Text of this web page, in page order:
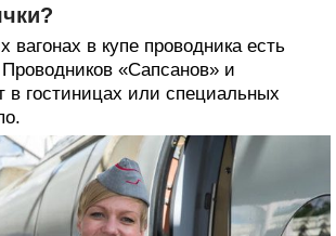
вагонах в купе проводника есть
«Сапсанов» и
в гостиницах или специальных